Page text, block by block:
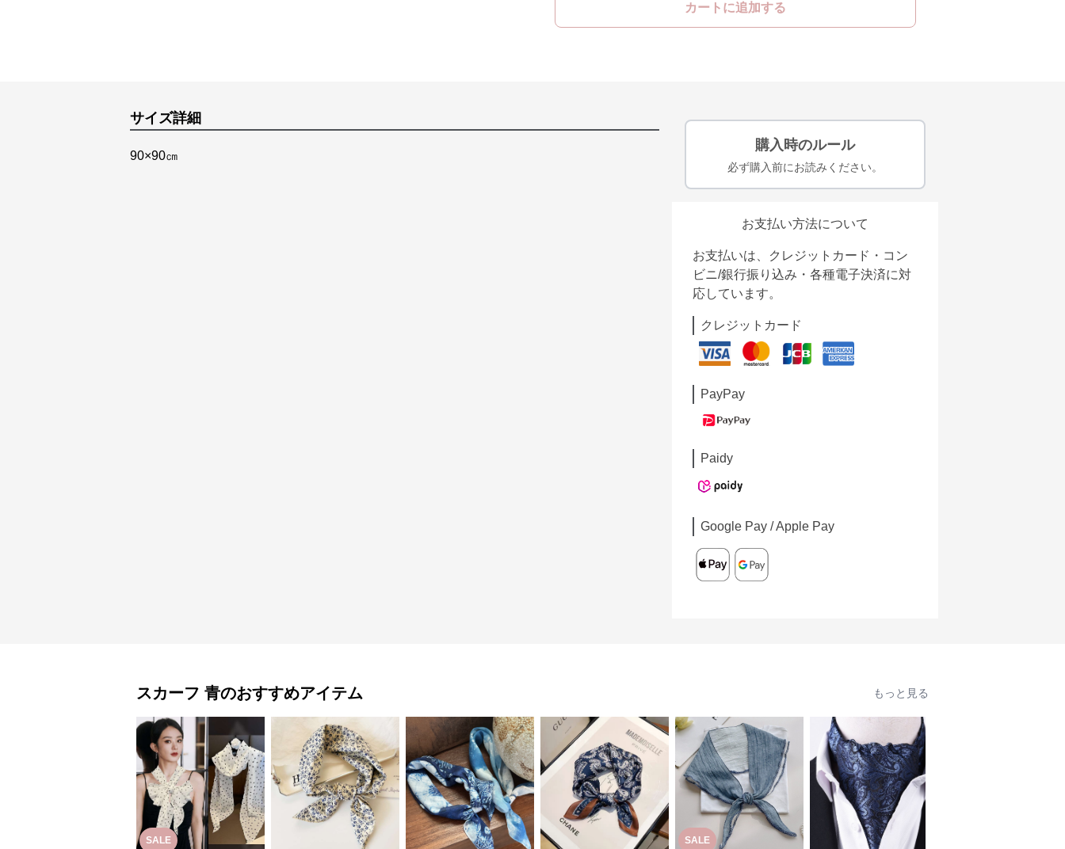
カートに追加する
サイズ詳細
90×90㎝
購入時のルール
必ず購入前にお読みください。
お支払い方法について
お支払いは、クレジットカード・コン
ビニ/銀行振り込み・各種電子決済に対
応しています。
クレジットカード
PayPay
Paidy
Google Pay / Apple Pay
スカーフ 青のおすすめアイテム もっと見る
SALE SALE